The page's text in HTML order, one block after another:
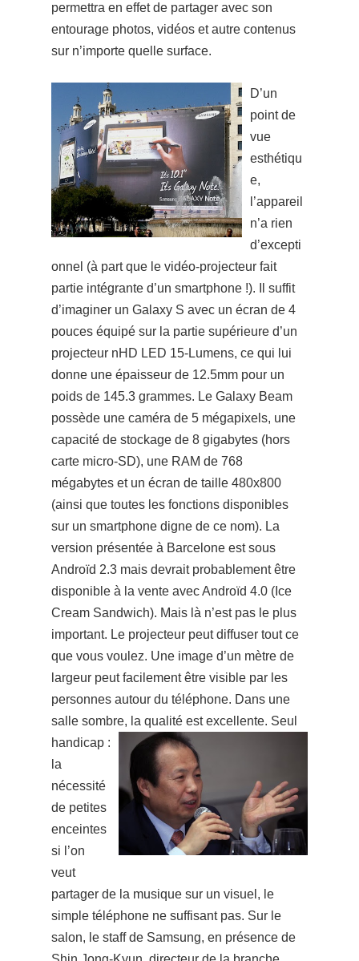
permettra en effet de partager avec son
entourage photos, vidéos et autre contenus
sur n’importe quelle surface.
D’un
point de
vue
esthétiqu
e,
l’appareil
n’a rien
d’excepti
onnel (à part que le vidéo-projecteur fait
partie intégrante d’un smartphone !). Il suffit
d’imaginer un Galaxy S avec un écran de 4
pouces équipé sur la partie supérieure d’un
projecteur nHD LED 15-Lumens, ce qui lui
donne une épaisseur de 12.5mm pour un
poids de 145.3 grammes. Le Galaxy Beam
possède une caméra de 5 mégapixels, une
capacité de stockage de 8 gigabytes (hors
carte micro-SD), une RAM de 768
mégabytes et un écran de taille 480x800
(ainsi que toutes les fonctions disponibles
sur un smartphone digne de ce nom). La
version présentée à Barcelone est sous
Androïd 2.3 mais devrait probablement être
disponible à la vente avec Androïd 4.0 (Ice
Cream Sandwich). Mais là n’est pas le plus
important. Le projecteur peut diffuser tout ce
que vous voulez. Une image d’un mètre de
largeur peut facilement être visible par les
personnes autour du téléphone. Dans une
salle sombre, la qualité est excellente. Seul
handicap :
la
nécessité
de petites
enceintes
si l’on
veut
partager de la musique sur un visuel, le
simple téléphone ne suffisant pas. Sur le
salon, le staff de Samsung, en présence de